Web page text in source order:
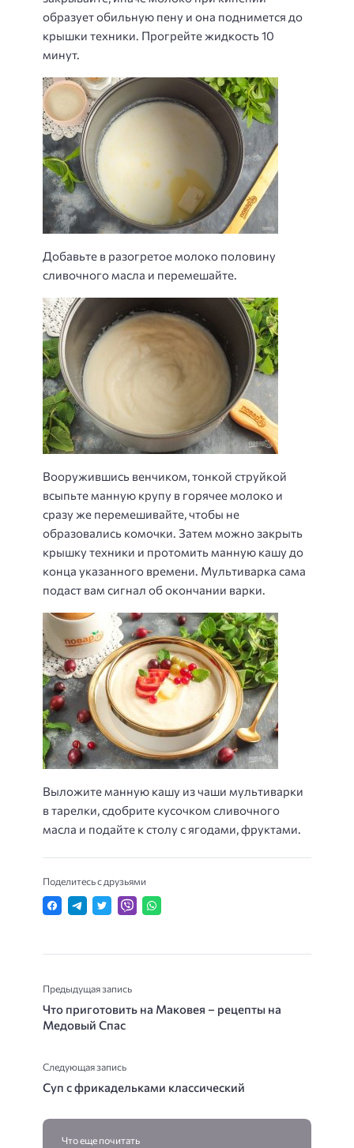
образует обильную пену и она поднимется до
крышки техники. Прогрейте жидкость 10
минут.
Добавьте в разогретое молоко половину
сливочного масла и перемешайте.
Вооружившись венчиком, тонкой струйкой
всыпьте манную крупу в горячее молоко и
сразу же перемешивайте, чтобы не
образовались комочки. Затем можно закрыть
крышку техники и протомить манную кашу до
конца указанного времени. Мультиварка сама
подаст вам сигнал об окончании варки.
Выложите манную кашу из чаши мультиварки
в тарелки, сдобрите кусочком сливочного
масла и подайте к столу с ягодами, фруктами.
Поделитесь с друзьями
Предыдущая запись
Что приготовить на Маковея – рецепты на
Медовый Спас
Следующая запись
Суп с фрикадельками классический
Что еще почитать